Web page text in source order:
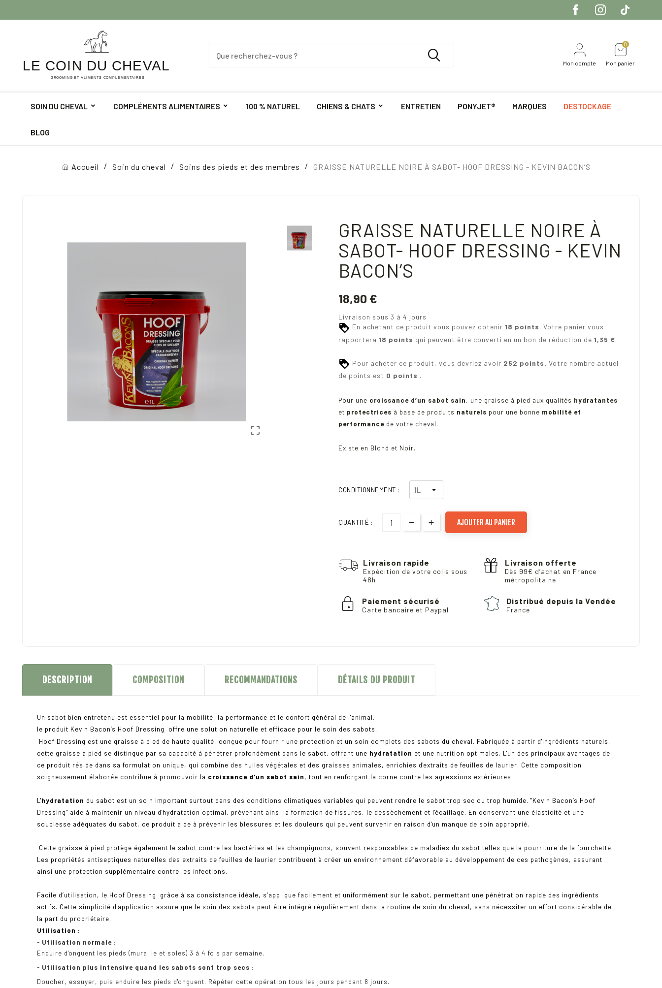
Mon compte Mon panier
0
SOIN DU CHEVAL COMPLÉMENTS ALIMENTAIRES 100 % NATUREL CHIENS & CHATS ENTRETIEN PONYJET® MARQUES DESTOCKAGE
BLOG
Accueil Soin du cheval Soins des pieds et des membres GRAISSE NATURELLE NOIRE À SABOT- HOOF DRESSING - KEVIN BACON’S

GRAISSE NATURELLE NOIRE À
SABOT- HOOF DRESSING - KEVIN
BACON’S
18,90 €
Livraison sous 3 à 4 jours
En achetant ce produit vous pouvez obtenir 18 points. Votre panier vous
rapportera 18 points qui peuvent être converti en un bon de réduction de 1,35 €.
Pour acheter ce produit, vous devriez avoir 252 points. Votre nombre actuel
de points est 0 points .
Pour une croissance d’un sabot sain, une graisse à pied aux qualités hydratantes
et protectrices à base de produits naturels pour une bonne mobilité et
performance de votre cheval.
Existe en Blond et Noir.
CONDITIONNEMENT :
QUANTITÉ : AJOUTER AU PANIER
Livraison rapide
Expédition de votre colis sous
48h
Livraison offerte
Dès 99€ d’achat en France
métropolitaine
Paiement sécurisé
Carte bancaire et Paypal
Distribué depuis la Vendée
France
DESCRIPTION COMPOSITION RECOMMANDATIONS DÉTAILS DU PRODUIT
Un sabot bien entretenu est essentiel pour la mobilité, la performance et le confort général de l'animal.
le produit Kevin Bacon’s Hoof Dressing offre une solution naturelle et efficace pour le soin des sabots.
Hoof Dressing est une graisse à pied de haute qualité, conçue pour fournir une protection et un soin complets des sabots du cheval. Fabriquée à partir d'ingrédients naturels,
cette graisse à pied se distingue par sa capacité à pénétrer profondément dans le sabot, offrant une hydratation et une nutrition optimales. L'un des principaux avantages de
ce produit réside dans sa formulation unique, qui combine des huiles végétales et des graisses animales, enrichies d'extraits de feuilles de laurier. Cette composition
soigneusement élaborée contribue à promouvoir la croissance d'un sabot sain, tout en renforçant la corne contre les agressions extérieures.
L'hydratation du sabot est un soin important surtout dans des conditions climatiques variables qui peuvent rendre le sabot trop sec ou trop humide. "Kevin Bacon’s Hoof
Dressing" aide à maintenir un niveau d'hydratation optimal, prévenant ainsi la formation de fissures, le dessèchement et l'écaillage. En conservant une élasticité et une
souplesse adéquates du sabot, ce produit aide à prévenir les blessures et les douleurs qui peuvent survenir en raison d'un manque de soin approprié.
Cette graisse à pied protège également le sabot contre les bactéries et les champignons, souvent responsables de maladies du sabot telles que la pourriture de la fourchette.
Les propriétés antiseptiques naturelles des extraits de feuilles de laurier contribuent à créer un environnement défavorable au développement de ces pathogènes, assurant
ainsi une protection supplémentaire contre les infections.
Facile d’utilisation, le Hoof Dressing
grâce à sa consistance idéale, s’applique facilement et uniformément sur le sabot, permettant une pénétration rapide des ingrédients
actifs. Cette simplicité d'application assure que le soin des sabots peut être intégré régulièrement dans la routine de soin du cheval, sans nécessiter un effort considérable de
la part du propriétaire.
Utilisation :
- Utilisation normale :
Enduire d'onguent les pieds (muraille et soles) 3 à 4 fois par semaine.
- Utilisation plus intensive quand les sabots sont trop secs :
Doucher, essuyer, puis enduire les pieds d'onguent. Répéter cette opération tous les jours pendant 8 jours.